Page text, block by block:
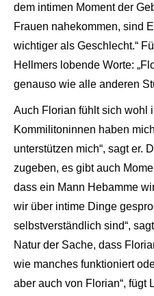
dem intimen Moment der
Frauen nahekommen, sind
wichtiger als Geschlecht.“
Hellmers lobende Worte:
genauso wie alle anderen
Auch Florian fühlt sich wohl
Kommilitoninnen haben
unterstützen mich“, sagt er.
zugeben, es gibt auch
dass ein Mann Hebamme
wir über intime Dinge
selbstverständlich sind“,
Natur der Sache, dass
wie manches funktioniert
aber auch von Florian“, fügt